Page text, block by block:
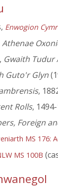
Enwogion
Athenae
Gwaith Tudur
Guto'r Glyn
,
Rolls,
Foreign
MS 176:
MS 100B